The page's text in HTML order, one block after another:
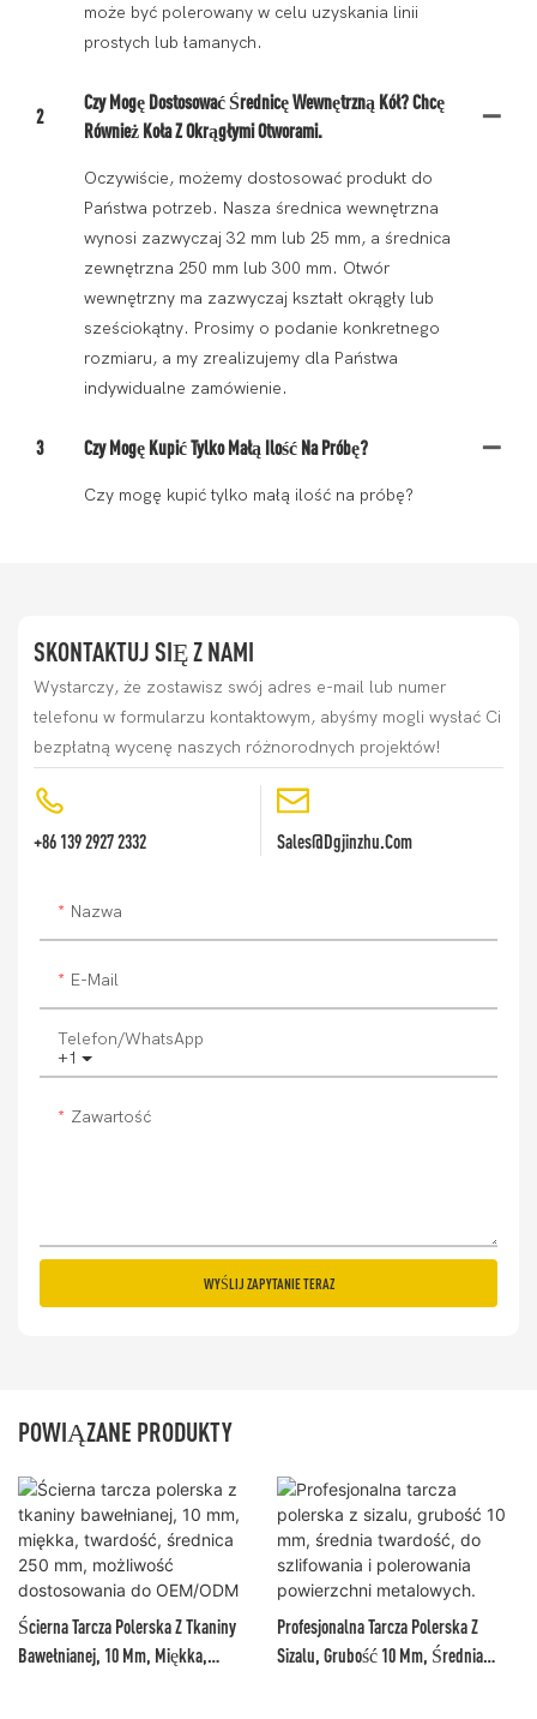
może być polerowany w celu uzyskania linii
prostych lub łamanych.
2
Czy Mogę Dostosować Średnicę Wewnętrzną Kół? Chcę
Również Koła Z Okrągłymi Otworami.
Oczywiście, możemy dostosować produkt do
Państwa potrzeb. Nasza średnica wewnętrzna
wynosi zazwyczaj 32 mm lub 25 mm, a średnica
zewnętrzna 250 mm lub 300 mm. Otwór
wewnętrzny ma zazwyczaj kształt okrągły lub
sześciokątny. Prosimy o podanie konkretnego
rozmiaru, a my zrealizujemy dla Państwa
indywidualne zamówienie.
3 Czy Mogę Kupić Tylko Małą Ilość Na Próbę?
Czy mogę kupić tylko małą ilość na próbę?
SKONTAKTUJ SIĘ Z NAMI
Wystarczy, że zostawisz swój adres e-mail lub numer
telefonu w formularzu kontaktowym, abyśmy mogli wysłać Ci
bezpłatną wycenę naszych różnorodnych projektów!
+86 139 2927 2332 Sales@dgjinzhu.com
Nazwa
E-Mail
+1
Telefon/WhatsApp
Zawartość
WYŚLIJ ZAPYTANIE TERAZ
POWIĄZANE PRODUKTY
Ścierna Tarcza Polerska Z Tkaniny
Bawełnianej, 10 Mm, Miękka,
Profesjonalna Tarcza Polerska Z
Sizalu, Grubość 10 Mm, Średnia